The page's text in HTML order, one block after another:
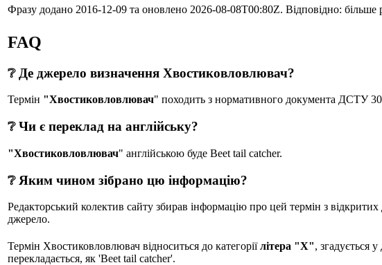
Фразу додано 2016-12-09 та оновлено 2026-08-08T00:80Z. Відповідно: більше
FAQ
❔ Де джерело визначення Хвостиковловлювач?
Термін "Хвостиковловлювач" походить з нормативного документа
❔ Чи є переклад на англійську?
"Хвостиковловлювач" англійською буде Beet tail catcher.
❔ Яким чином зібрано цю інформацію?
Редакторський колектив сайту збирав інформацію про цей термін з
джерело.
Термін Хвостиковловлювач відноситься до категоріїлітера "Х",
перекладається, як 'Beet tail catcher'.